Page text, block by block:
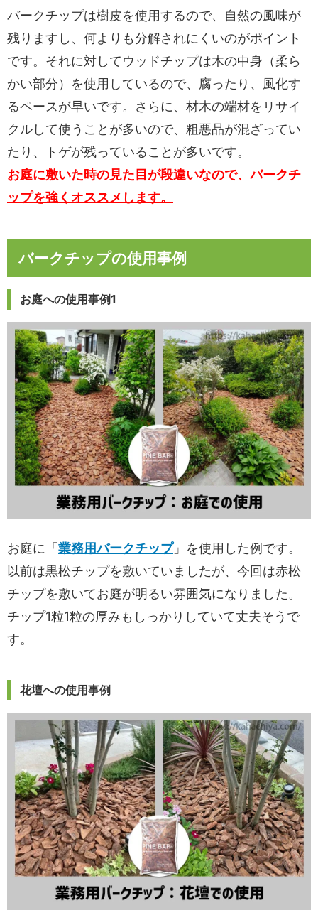
バークチップは樹皮を使用するので、自然の風味が
残りますし、何よりも分解されにくいのがポイント
です。それに対してウッドチップは木の中身（柔ら
かい部分）を使用しているので、腐ったり、風化す
るペースが早いです。さらに、材木の端材をリサイ
クルして使うことが多いので、粗悪品が混ざってい
たり、トゲが残っていることが多いです。
お庭に敷いた時の見た目が段違いなので、バークチ
ップを強くオススメします。
バークチップの使用事例
お庭への使用事例1
お庭に「 業務用バークチップ」を使用した例です。
以前は黒松チップを敷いていましたが、今回は赤松
チップを敷いてお庭が明るい雰囲気になりました。
チップ1粒1粒の厚みもしっかりしていて丈夫そうで
す。
花壇への使用事例